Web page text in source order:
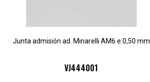
Junta admisión ad. Minarelli AM6 e:0,50 mm
VJ444001